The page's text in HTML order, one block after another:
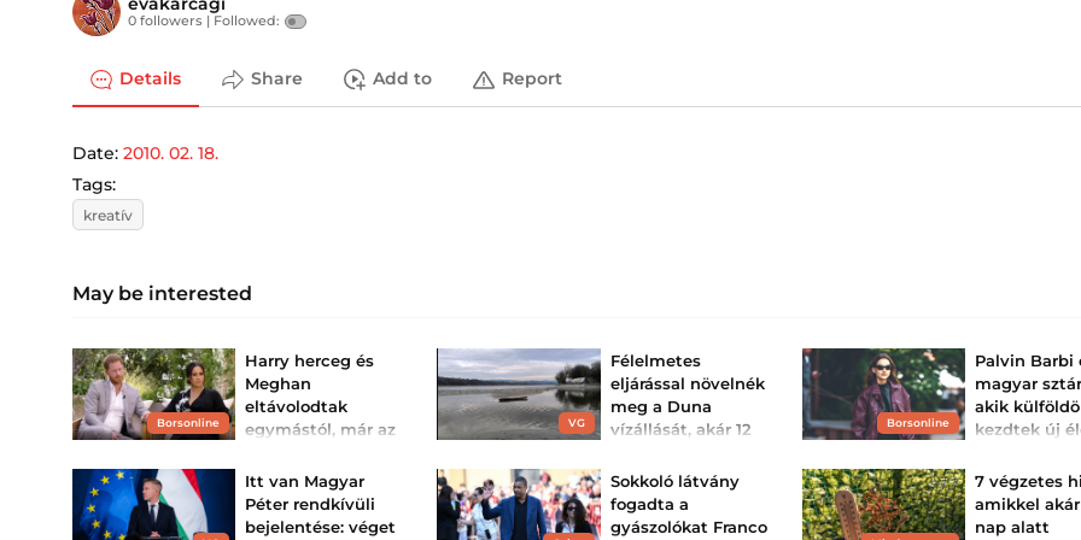
0 followers | Followed:
Details Share Add to Report
Date: 2010. 02. 18.
Tags:
kreatív
May be interested
Borsonline
Harry herceg és
Meghan
eltávolodtak
egymástól, már az
elege van belőlük
Kinsey Schofield királyi
szakértő a TalkTV élő
adásában mért újabb
VG
Félelmetes
eljárással növelnék
meg a Duna
vízállását, akár 12
jelenthet hirtelen:
ma ...
Kritikus nap előtt áll a
román energiarendszer.
Borsonline
Palvin Barbi
magyar
akik
kezdtek új
másik országban
életet.
Itt van Magyar
Péter rendkívüli
bejelentése: véget
Sokkoló látvány
fogadta a
gyászolókat Franco
7 végzetes
amikkel
nap alatt